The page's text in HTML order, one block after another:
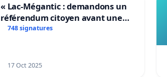
« Lac-Mégantic : demandons un
référendum citoyen avant une
transformation irréversible de
748 signatures
17 Oct 2025